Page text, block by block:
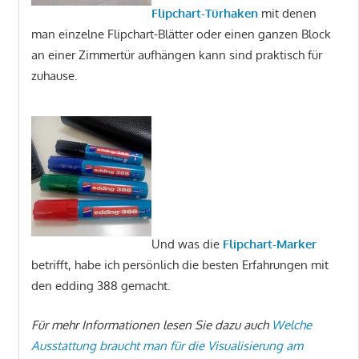
Flipchart-Türhakenmit denen
man einzelne Flipchart-Blätter oder einen ganzen Block
an einer Zimmertür aufhängen kann sind praktisch für
zuhause.
Und was die Flipchart-Marker
betrifft, habe ich persönlich die besten Erfahrungen mit
den edding 388 gemacht.
Für mehr Informationen lesen Sie dazu auch Welche
Ausstattung braucht man für die Visualisierung am